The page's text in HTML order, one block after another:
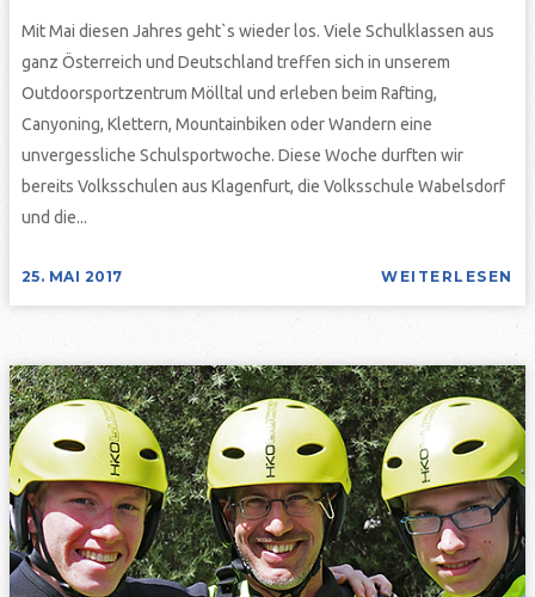
Mit Mai diesen Jahres geht`s wieder los. Viele Schulklassen aus
ganz Österreich und Deutschland treffen sich in unserem
Outdoorsportzentrum Mölltal und erleben beim Rafting,
Canyoning, Klettern, Mountainbiken oder Wandern eine
unvergessliche Schulsportwoche. Diese Woche durften wir
bereits Volksschulen aus Klagenfurt, die Volksschule Wabelsdorf
und die...
25. MAI 2017 WEITERLESEN